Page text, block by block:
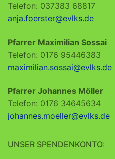
Telefon: 037383 68817
anja.foerster@evlks.de
Pfarrer Maximilian Sossai
Telefon: 0176 95446383
maximilian.sossai@evlks.de
Pfarrer Johannes Möller
Telefon: 0176 34645634
johannes.moeller@evlks.de
UNSER SPENDENKONTO: